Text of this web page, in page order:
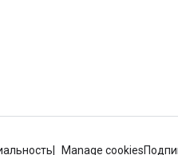
Manage cookies